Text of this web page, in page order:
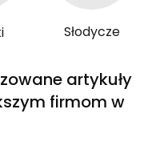
Słodycze
artykuły
firmom w